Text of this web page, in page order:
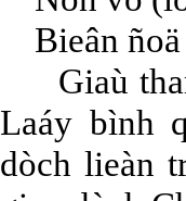
Bieân
Giaù
Laáy bình
dòch lieàn